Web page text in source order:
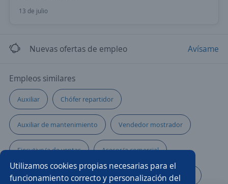
Utilizamos cookies propias necesarias para el
funcionamiento correcto y personalización del
13 de julio
Nuevas ofertas de empleo Avísame
Empleos similares
Auxiliar Chófer repartidor
Auxiliar de mantenimiento Vendedor mostrador
Ejecutivo/a de ventas Asesor/a comercial
Gerente de recursos humanos Ejecutivo/a comercial